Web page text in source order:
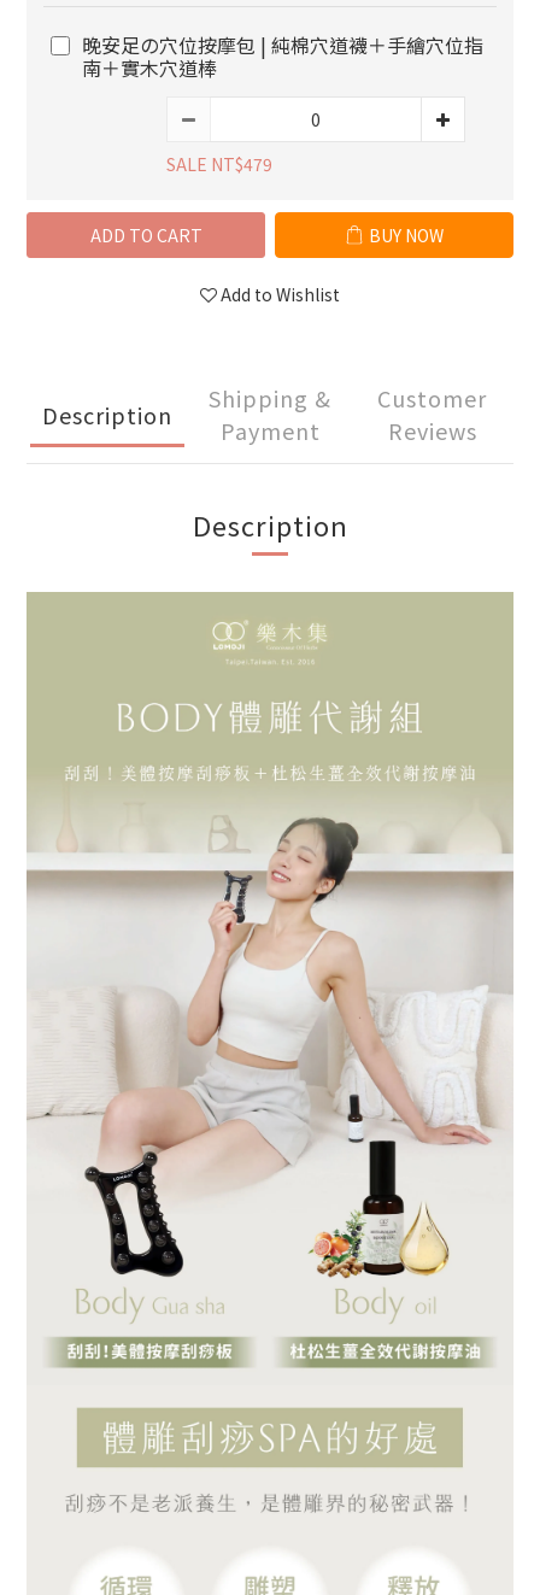
晚安足の穴位按摩包 | 純棉穴道襪＋手繪穴位指
南＋實木穴道棒
SALE NT$479
ADD TO CART BUY NOW
Add to Wishlist
Description
Shipping &
Payment
Customer
Reviews
Description